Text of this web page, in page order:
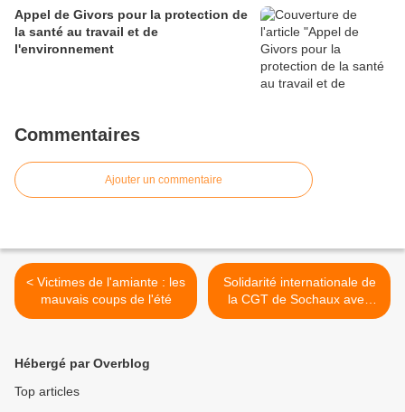
Appel de Givors pour la protection de
la santé au travail et de
l'environnement
Commentaires
Ajouter un commentaire
< Victimes de l'amiante : les
mauvais coups de l'été
Solidarité internationale de
la CGT de Sochaux avec
les ouvriers d’Opel
Hébergé par Overblog
Top articles